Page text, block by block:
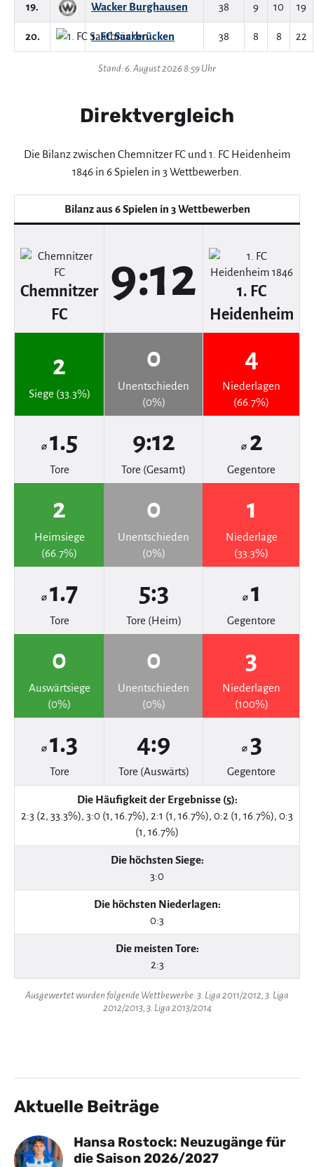
19. Wacker Burghausen 38 9 10 19
20. 1. FC Saarbrücken 38 8 8 22
Stand: 6. August 2026 8:59 Uhr
Direktvergleich
Die Bilanz zwischen Chemnitzer FC und 1. FC Heidenheim
1846 in 6 Spielen in 3 Wettbewerben.
Bilanz aus 6 Spielen in 3 Wettbewerben
Chemnitzer
FC
9:12
1. FC
Heidenheim
2
Siege (33.3%)
0
Unentschieden
(0%)
4
Niederlagen
(66.7%)
⌀ 1.5
Tore
9:12
Tore (Gesamt)
⌀ 2
Gegentore
2
Heimsiege
(66.7%)
0
Unentschieden
(0%)
1
Niederlage
(33.3%)
⌀ 1.7
Tore
5:3
Tore (Heim)
⌀ 1
Gegentore
0
Auswärtsiege
(0%)
0
Unentschieden
(0%)
3
Niederlagen
(100%)
⌀ 1.3
Tore
4:9
Tore (Auswärts)
⌀ 3
Gegentore
Die Häufigkeit der Ergebnisse (5):
2:3 (2, 33.3%), 3:0 (1, 16.7%), 2:1 (1, 16.7%), 0:2 (1, 16.7%), 0:3
(1, 16.7%)
Die höchsten Siege:
3:0
Die höchsten Niederlagen:
0:3
Die meisten Tore:
2:3
Ausgewertet wurden folgende Wettbewerbe: 3. Liga 2011/2012, 3. Liga
2012/2013, 3. Liga 2013/2014
Aktuelle Beiträge
Hansa Rostock: Neuzugänge für
die Saison 2026/2027